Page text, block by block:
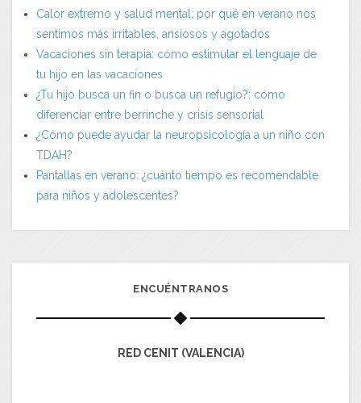
Calor extremo y salud mental: por qué en verano nos
sentimos más irritables, ansiosos y agotados
Vacaciones sin terapia: cómo estimular el lenguaje de
tu hijo en las vacaciones
¿Tu hijo busca un fin o busca un refugio?: cómo
diferenciar entre berrinche y crisis sensorial
¿Cómo puede ayudar la neuropsicología a un niño con
TDAH?
Pantallas en verano: ¿cuánto tiempo es recomendable
para niños y adolescentes?
ENCUÉNTRANOS
RED CENIT (VALENCIA)